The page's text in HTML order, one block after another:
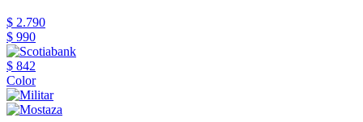
$ 2.790
$ 990
$ 842
Color